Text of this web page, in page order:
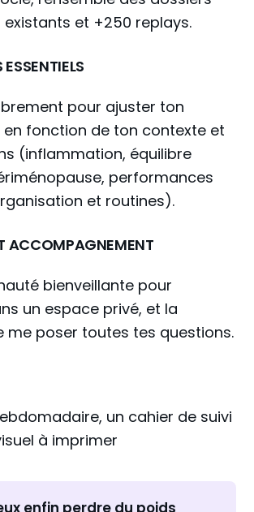
et +250 replays.
pour ajuster ton
fonction de ton contexte et
(inflammation, équilibre
performances
et routines).
ACCOMPAGNEMENT
bienveillante pour
un espace privé, et la
me poser toutes tes questions.
un cahier de suivi
à imprimer
enfin perdre du poids